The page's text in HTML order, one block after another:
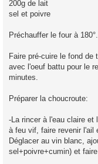
200g de lait
sel et poivre
Préchauffer le four à 180°.
Faire pré-cuire le fond de
avec l'oeuf battu pour le
minutes.
Préparer la choucroute:
-La rincer à l'eau claire
à feu vif, faire revenir l'ail
Déglacer au vin blanc,
sel+poivre+cumin) et